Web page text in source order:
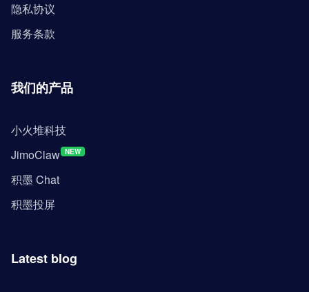
隐私协议
服务条款
我们的产品
小火堆科技
JimoClaw NEW
积墨 Chat
积墨投屏
Latest blog